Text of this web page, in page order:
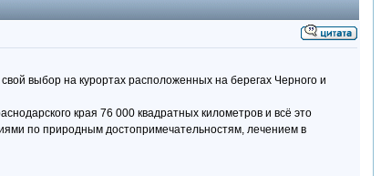
выбор на курортах расположенных на берегах Черного и
края 76 000 квадратных километров и всё это
по природным достопримечательностям, лечением в